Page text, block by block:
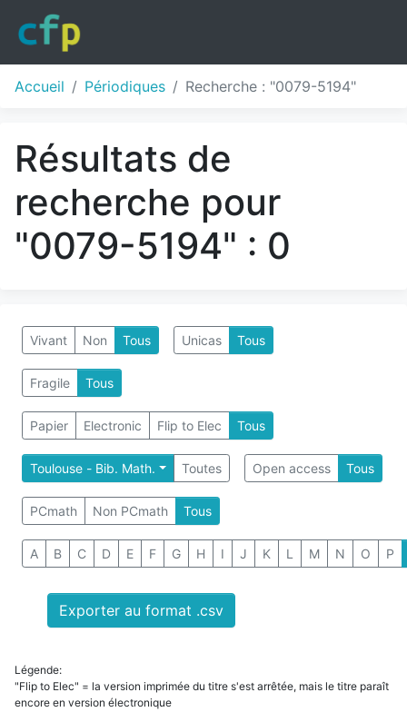
Accueil Périodiques Recherche : "0079-5194"
Résultats de
recherche pour
"0079-5194" : 0
Vivant Non Tous Unicas Tous
Fragile Tous
Papier Electronic Flip to Elec Tous
Toulouse - Bib. Math. Toutes Open access Tous
PCmath Non PCmath Tous
A B C D E F G H I J K L M N O P
Exporter au format .csv
Légende:
"Flip to Elec" = la version imprimée du titre s'est arrêtée, mais le titre paraît
encore en version électronique